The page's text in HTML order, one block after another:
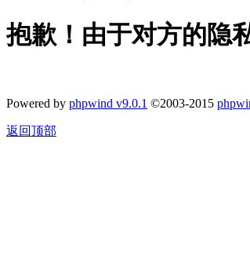
抱歉！由于对方的隐
Powered by phpwind v9.0.1 ©2003-2015
返回顶部